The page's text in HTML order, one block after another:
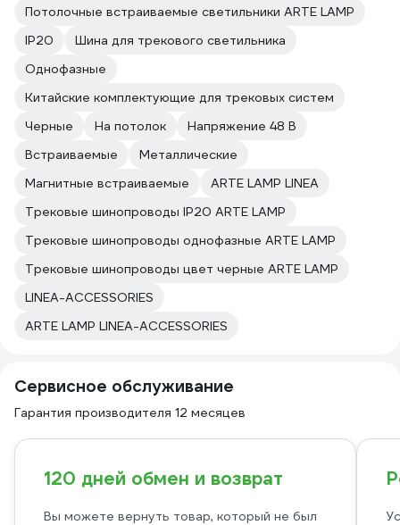
Потолочные встраиваемые светильники ARTE LAMP
IP20
Шина для трекового светильника
Однофазные
Китайские комплектующие для трековых систем
Черные
На потолок
Напряжение 48 В
Встраиваемые
Металлические
Магнитные встраиваемые
ARTE LAMP LINEA
Трековые шинопроводы IP20 ARTE LAMP
Трековые шинопроводы однофазные ARTE LAMP
Трековые шинопроводы цвет черные ARTE LAMP
LINEA-ACCESSORIES
ARTE LAMP LINEA-ACCESSORIES
Сервисное обслуживание
Гарантия производителя 12 месяцев
120 дней обмен и возврат
Вы можете вернуть товар, который не был